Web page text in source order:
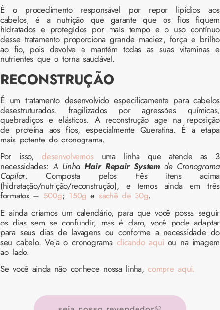
É o procedimento responsável por repor lipídios aos
cabelos, é a nutrição que garante que os fios fiquem
hidratados e protegidos por mais tempo e o uso contínuo
desse tratamento proporciona grande maciez, força e brilho
ao fio, pois devolve e mantém todas as suas vitaminas e
nutrientes que o torna saudável.
RECONSTRUÇÃO
É um tratamento desenvolvido especificamente para cabelos
desestruturados, fragilizados por agressões químicas,
quebradiços e elásticos. A reconstrução age na reposição
de proteína aos fios, especialmente Queratina. É a etapa
mais potente do cronograma.
Por isso,desenvolvemosuma linha que atende as 3
necessidades:A Linha Hair Repair System de Cronograma
Capilar. Composta pelos três itens acima
(hidratação/nutrição/reconstrução), e temos ainda em três
formatos – 500g; 150g e sachê de 30g.
E ainda criamos um calendário, para que você possa seguir
os dias sem se confundir, mas é claro, você pode adaptar
para seus dias de lavagens ou conforme a necessidade do
seu cabelo. Veja o cronograma clicando aqui ou na imagem
ao lado.
Se você ainda não conhece nossa linha,compre aqui.